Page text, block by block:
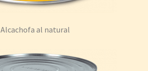
Alcachofa al natural